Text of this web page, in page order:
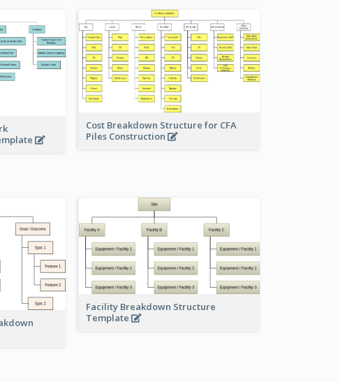
Cost Breakdown Structure for CFA
Piles Construction
Facility Breakdown Structure
Template